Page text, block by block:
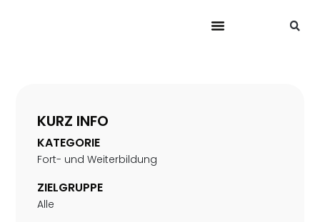
KURZ INFO
KATEGORIE
Fort- und Weiterbildung
ZIELGRUPPE
Alle